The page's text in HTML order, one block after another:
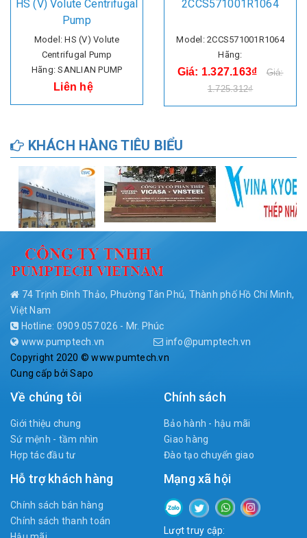
HS (V) Volute Centrifugal
Pump
Model: HS (V) Volute
Centrifugal Pump
Hãng: SANLIAN PUMP
Liên hệ
2CCS571001R1064
Model: 2CCS571001R1064
Hãng:
Giá: 1.327.163₫
Giá:
1.725.312₫
KHÁCH HÀNG TIÊU BIỂU
74 Trịnh Đình Thảo, Phường Tân Phú, Thành phố Hồ Chí Minh,
Việt Nam
Hotline: 0909.057.026 - Mr. Phúc
www.pumptech.vn
info@pumptech.vn
Copyright 2020 © www.pumtech.vn
Cung cấp bởiSapo
Về chúng tôi
Giới thiệu chung
Sứ mệnh - tầm nhìn
Hợp tác đầu tư
Chính sách
Bảo hành - hậu mãi
Giao hàng
Đào tạo chuyển giao
Hỗ trợ khách hàng
Chính sách bán hàng
Chính sách thanh toán
Mạng xã hội
Lượt truy cập: